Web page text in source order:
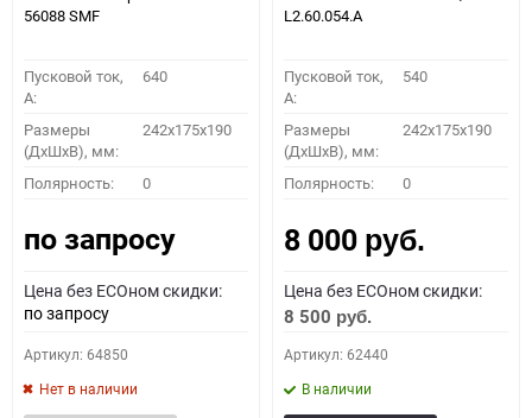
56088 SMF
Пусковой ток,
A:
640
Размеры
(ДхШхВ), мм:
242x175x190
Полярность: 0
по запросу
Цена без ECOном скидки:
по запросу
Артикул: 64850
Нет в наличии
L2.60.054.A
Пусковой ток,
A:
540
Размеры
(ДхШхВ), мм:
242x175x190
Полярность: 0
8 000 руб.
Цена без ECOном скидки:
8 500 руб.
Артикул: 62440
В наличии